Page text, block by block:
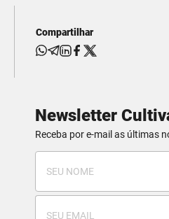
Compartilhar
Newsletter
Receba por e-mail as últimas